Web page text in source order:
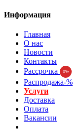
Информация
Главная
О нас
Новости
Контакты
Рассрочка
0%
Распродажа-%
Услуги
Доставка
Оплата
Вакансии